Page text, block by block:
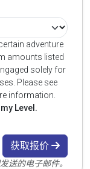
adventure
amounts listed
solely for
Please see
information.
Level.
获取报价
送的电子邮件。